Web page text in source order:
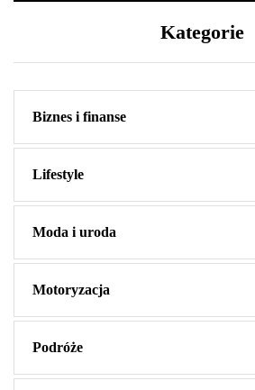
Kategorie
Biznes i finanse
Lifestyle
Moda i uroda
Motoryzacja
Podróże